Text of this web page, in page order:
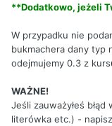
**Dodatkowo, jeżeli
W przypadku nie
bukmachera dany typ
odejmujemy 0.3 z
WAŻNE!
Jeśli zauważyłeś
literówka etc.) -